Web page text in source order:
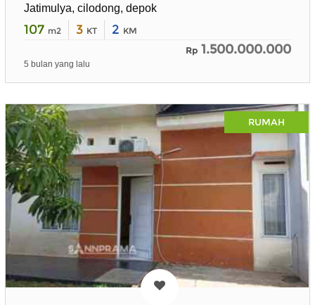
Jatimulya, cilodong, depok
107 m2 3 KT 2 KM
Rp 1.500.000.000
5 bulan yang lalu
RUMAH